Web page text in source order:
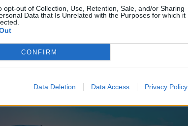
opt-out of Collection, Use, Retention, Sale, and/or Sharing
Data that Is Unrelated with the Purposes for which it
CONFIRM
Data Deletion Data Access Privacy Policy
Canal Oficial Subscrever
foi o grande vencedor da Baja da Grécia. A